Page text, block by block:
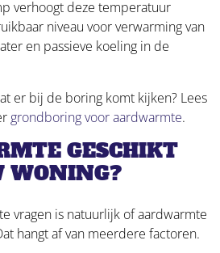
verhoogt deze temperatuur
niveau voor verwarming van
en passieve koeling in de
er bij de boring komt kijken? Lees
grondboring voor aardwarmte.
GESCHIKT
WONING?
vragen is natuurlijk of aardwarmte
hangt af van meerdere factoren.